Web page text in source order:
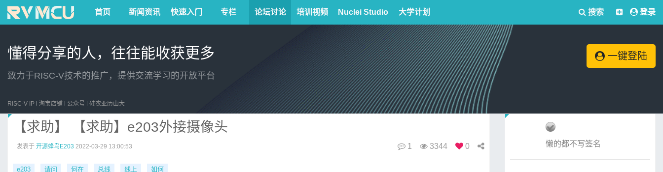
首页 新闻资讯 快速入门 专栏 论坛讨论 培训视频 Nuclei Studio 大学计划 搜索 登录
懂得分享的人，往往能收获更多
致力于RISC-V技术的推广，提供交流学习的开放平台
一键登陆
RISC-V IP 淘宝店铺 公众号 硅农亚历山大
【求助】 【求助】e203外接摄像头
发表于 开源蜂鸟E203 2022-03-29 13:00:53 1 3344 0
e203 请问 何在 总线 线上 如何
懒的都不写签名